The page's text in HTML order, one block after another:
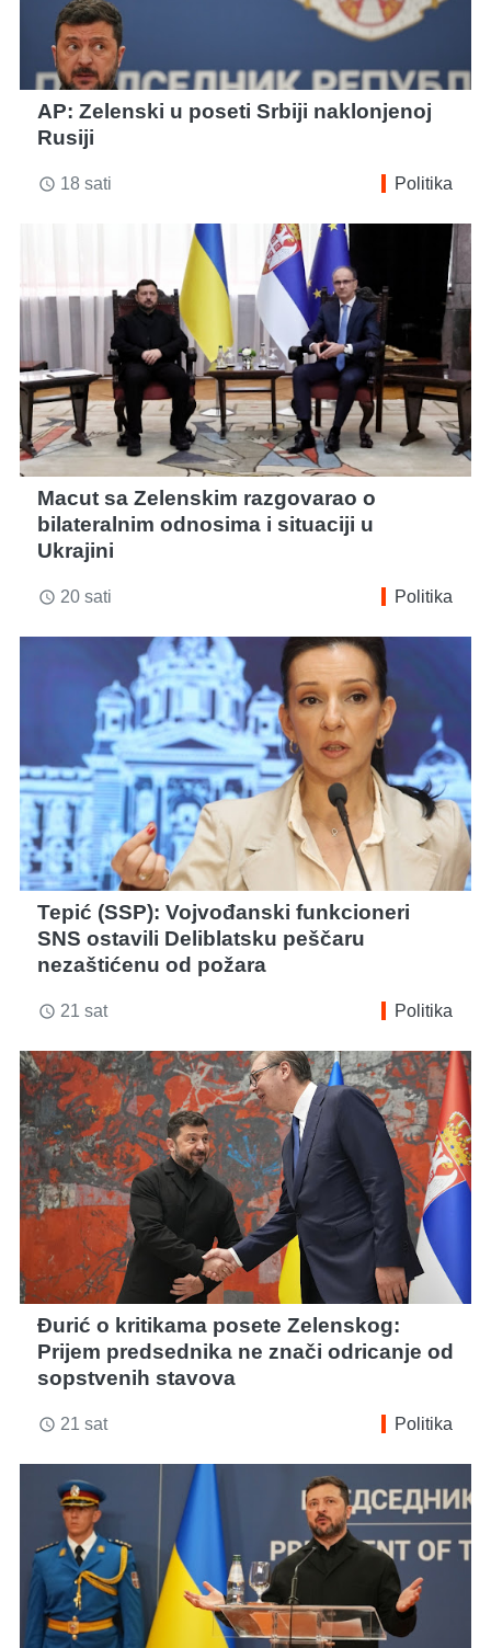
AP: Zelenski u poseti Srbiji naklonjenoj
Rusiji
access_time 18 sati Politika
Macut sa Zelenskim razgovarao o
bilateralnim odnosima i situaciji u
Ukrajini
access_time 20 sati Politika
Tepić (SSP): Vojvođanski funkcioneri
SNS ostavili Deliblatsku peščaru
nezaštićenu od požara
access_time 21 sat Politika
Đurić o kritikama posete Zelenskog:
Prijem predsednika ne znači odricanje od
sopstvenih stavova
access_time 21 sat Politika